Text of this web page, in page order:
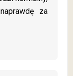
za